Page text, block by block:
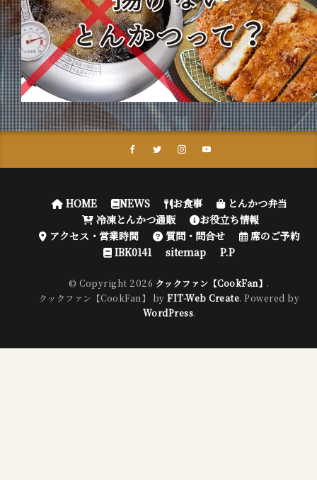
HOME NEWS お食事
とんかつ弁当
冷凍とんかつ通販
お役立ち情報
アクセス・営業時間
質問・問合せ
席のご予約
IBK0141
sitemap P.P
© Copyright 2026 クックファン【CookFan】 .
クックファン【CookFan】 byFIT-Web Create. Powered by
WordPress.